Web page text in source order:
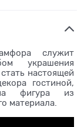
служит
украшения
настоящей
гостиной,
фигура из
материала.